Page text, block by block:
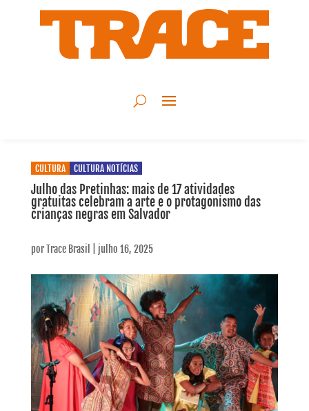
CULTURA CULTURA NOTÍCIAS
Julho das Pretinhas: mais de 17 atividades
gratuitas celebram a arte e o protagonismo das
crianças negras em Salvador
porTrace Brasil julho 16, 2025